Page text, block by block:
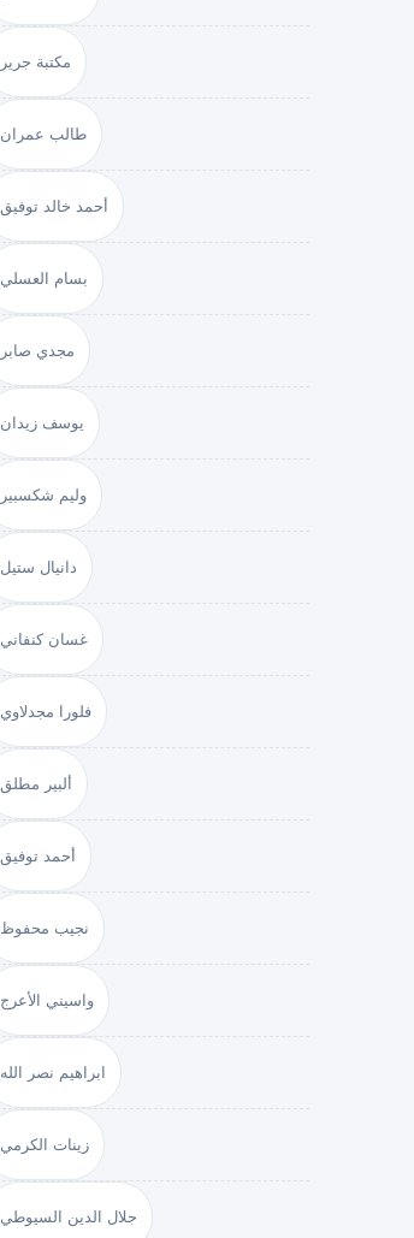
مكتبة جرير
طالب عمران
أحمد خالد توفيق
بسام العسلي
مجدي صابر
يوسف زيدان
وليم شكسبير
دانيال ستيل
غسان كنفاني
فلورا مجدلاوي
ألبير مطلق
أحمد توفيق
نجيب محفوظ
واسيني الأعرج
ابراهيم نصر الله
زينات الكرمي
جلال الدين السيوطي